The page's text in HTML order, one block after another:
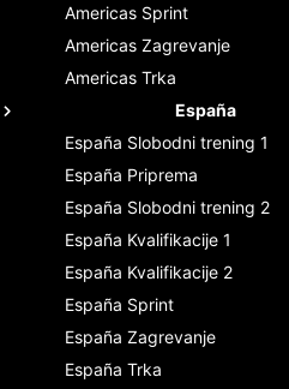
Americas Sprint
Americas Zagrevanje
Americas Trka
España
España Slobodni trening 1
España Priprema
España Slobodni trening 2
España Kvalifikacije 1
España Kvalifikacije 2
España Sprint
España Zagrevanje
España Trka